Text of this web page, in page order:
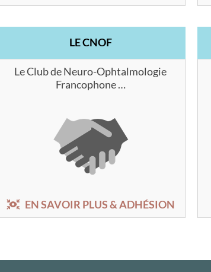
LE CNOF
Le Club de Neuro-Ophtalmologie
Francophone …
EN SAVOIR PLUS & ADHÉSION